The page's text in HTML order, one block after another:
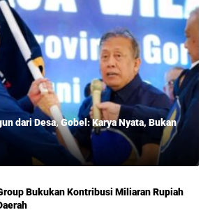
dari Desa, Gobel: Karya Nyata, Bukan
Bukukan Kontribusi Miliaran Rupiah